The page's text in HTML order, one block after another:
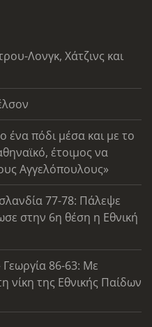
Λονγκ, Χάτζινς και
ένα πόδι μέσα και με το
έτοιμος να
Αγγελόπουλους»
77-78: Πάλεψε
στην 6η θέση η Εθνική
86-63: Με
της Εθνικής Παίδων